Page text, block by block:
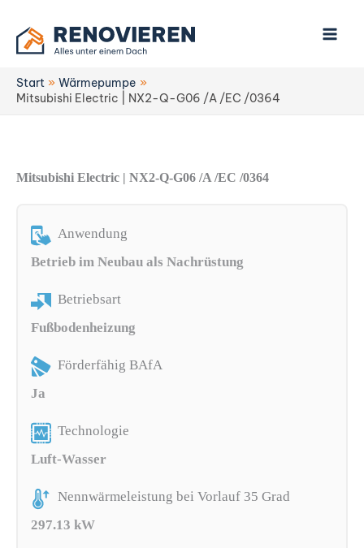
Inhalt
springen
Start
Wärmepumpe
Mitsubishi Electric | NX2-Q-G06 /A /EC /0364
Mitsubishi Electric | NX2-Q-G06 /A /EC /0364
Anwendung
Betrieb im Neubau als Nachrüstung
Betriebsart
Fußbodenheizung
Förderfähig BAfA
Ja
Technologie
Luft-Wasser
Nennwärmeleistung bei Vorlauf 35 Grad
297.13 kW